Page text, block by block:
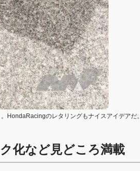
HondaRacingのレタリングもナイスアイデアだ。
化など見どころ満載